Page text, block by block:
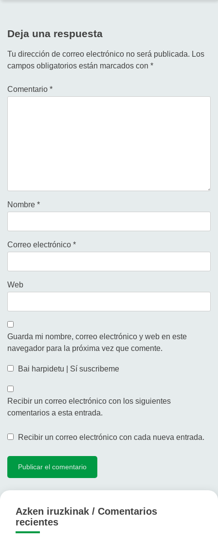
Deja una respuesta
Tu dirección de correo electrónico no será publicada. Los
campos obligatorios están marcados con *
Comentario *
Nombre *
Correo electrónico *
Web
Guarda mi nombre, correo electrónico y web en este
navegador para la próxima vez que comente.
Bai harpidetu | Sí suscribeme
Recibir un correo electrónico con los siguientes
comentarios a esta entrada.
Recibir un correo electrónico con cada nueva entrada.
Azken iruzkinak / Comentarios
recientes